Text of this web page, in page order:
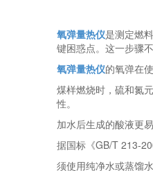
氧弹量热仪是测定燃
键困惑点。这一步骤
氧弹量热仪的氧弹在
煤样燃烧时，硫和氮
性‌。
加水后生成的酸液更
据国标《GB/T 213-
须使用纯净水或蒸馏